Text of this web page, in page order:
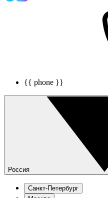
{{ phone }}
Россия
Санкт-Петербург